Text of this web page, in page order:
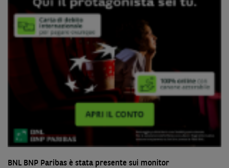
BNL BNP Paribas è stata presente sui monitor